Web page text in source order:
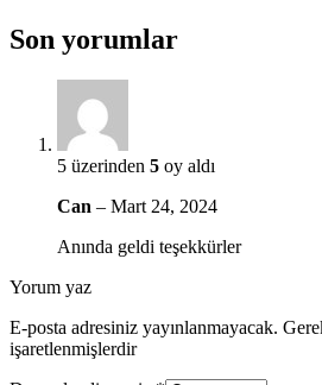
Son yorumlar
5 üzerinden 5 oy aldı
Can – Mart 24, 2024
Anında geldi teşekkürler
Yorum yaz
E-posta adresiniz yayınlanmayacak.
işaretlenmişlerdir